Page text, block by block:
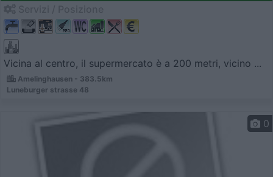
Vicina al centro, il supermercato è a 200 metri, vicino ...
Amelinghausen - 383.5km
Luneburger strasse 48
0